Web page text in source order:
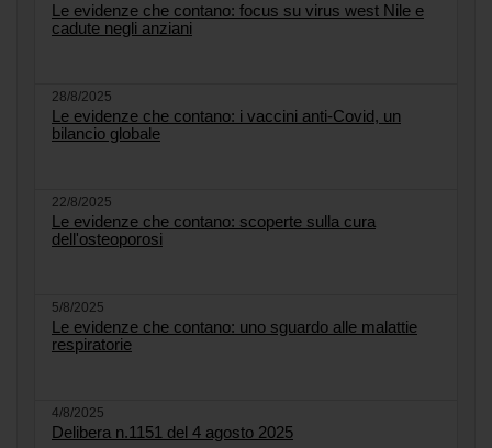
Le evidenze che contano: focus su virus west Nile e
cadute negli anziani
28/8/2025
Le evidenze che contano: i vaccini anti-Covid, un
bilancio globale
22/8/2025
Le evidenze che contano: scoperte sulla cura
dell'osteoporosi
5/8/2025
Le evidenze che contano: uno sguardo alle malattie
respiratorie
4/8/2025
Delibera n.1151 del 4 agosto 2025